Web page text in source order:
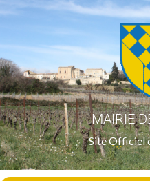
MAIRIE
Site Officiel